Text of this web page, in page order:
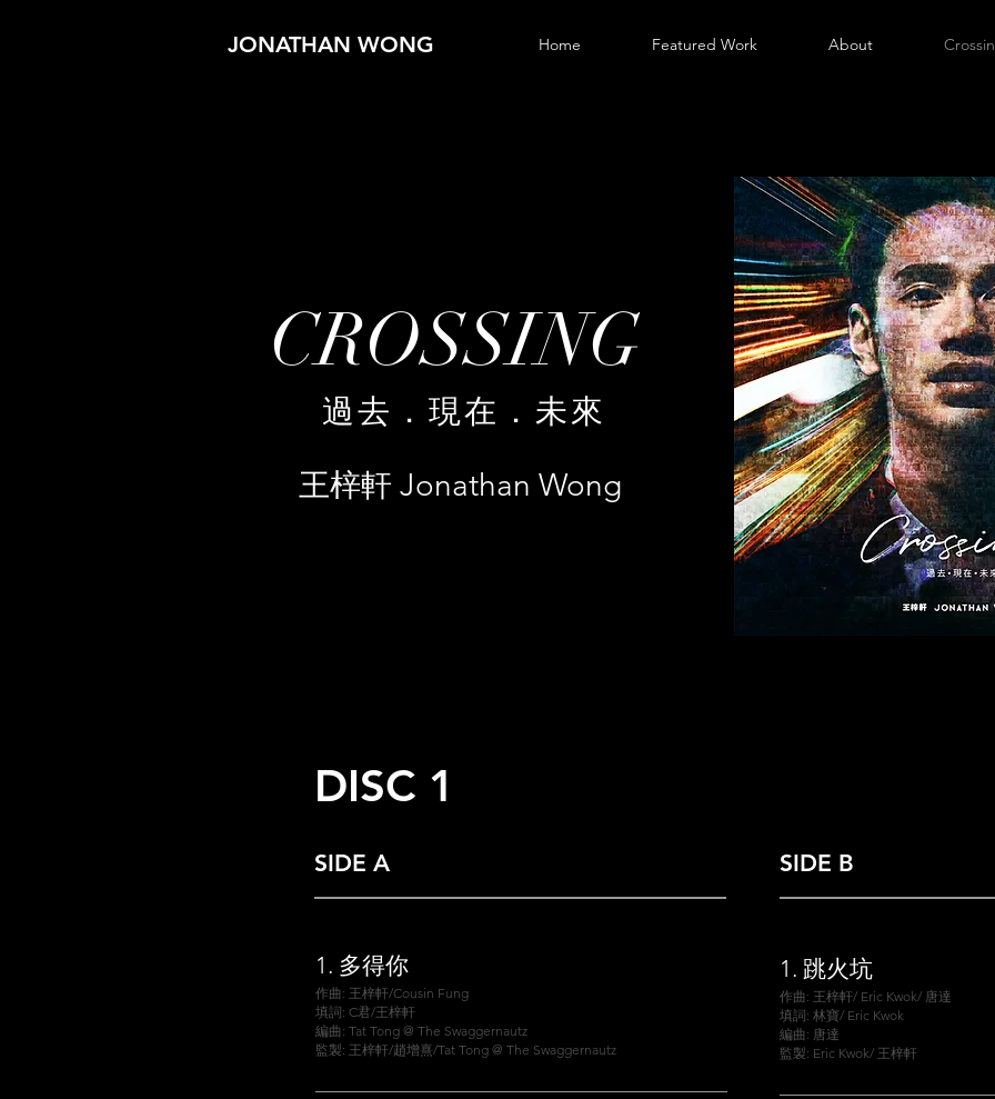
JONATHAN WONG Home Featured Work About
CROSSING
​過去．現在．未來
​王梓軒 Jonathan Wong
DISC 1
SIDE A SIDE B
1. 多得你
作曲: 王梓軒/Cousin Fung
填詞: C君/王梓軒
編曲: Tat Tong @ The Swaggernautz
監製: 王梓軒/趙增熹/Tat Tong @ The Swaggernautz
1. 跳火坑
作曲: 王梓軒/ Eric Kwok/ 唐達
填詞: 林寶/ Eric Kwok
編曲: 唐達
監製: Eric Kwok/ 王梓軒